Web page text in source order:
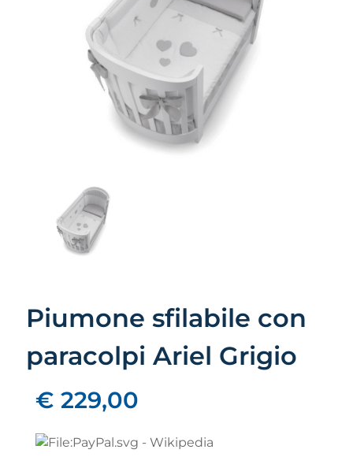
Piumone sfilabile con
paracolpi Ariel Grigio
€ 229,00